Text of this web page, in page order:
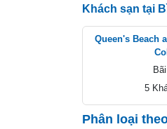
Khách sạn tại
Queen's Beach
5
Phân loại